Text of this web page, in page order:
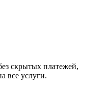
скрытых платежей,
все услуги.